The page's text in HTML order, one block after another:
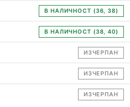
В НАЛИЧНОСТ (36, 38)
В НАЛИЧНОСТ (38, 40)
ИЗЧЕРПАН
ИЗЧЕРПАН
ИЗЧЕРПАН